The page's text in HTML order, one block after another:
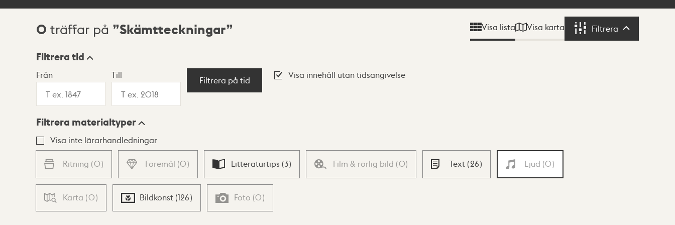
Sökresultat
0 träffar på Skämtteckningar Visa lista Visa karta Filtrera Filtrera
Visningsläge
Lista Karta
Filtrera tid
Från Till
Filtrera på tid
Visa innehåll utan tidsangivelse
Filtrera materialtyper
Visa inte lärarhandledningar
Ritning (0) Föremål (0) Litteraturtips (3) Film & rörlig bild (0) Text (26) Ljud (0)
Karta (0) Bildkonst (126) Foto (0)